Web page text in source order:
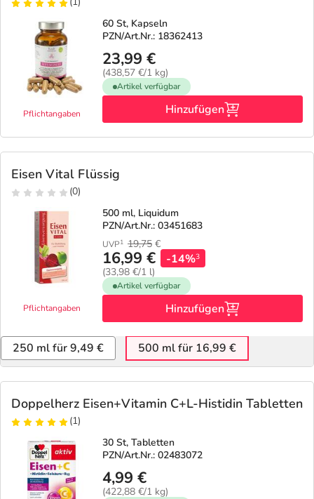
Pflichtangaben
60 St, Kapseln
PZN/Art.Nr.: 18362413
23,99 €
(438,57 €/1 kg)
Artikel verfügbar
Hinzufügen
Eisen Vital Flüssig
(0)
Pflichtangaben
500 ml, Liquidum
PZN/Art.Nr.: 03451683
UVP1 19,75 €
16,99 €
(33,98 €/1 l)
-14%3
Artikel verfügbar
Hinzufügen
250 ml für 9,49 € 500 ml für 16,99 €
Doppelherz Eisen+Vitamin C+L-Histidin Tabletten
(1)
30 St, Tabletten
PZN/Art.Nr.: 02483072
4,99 €
(422,88 €/1 kg)